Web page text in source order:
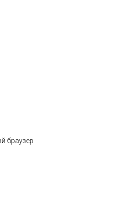
браузер